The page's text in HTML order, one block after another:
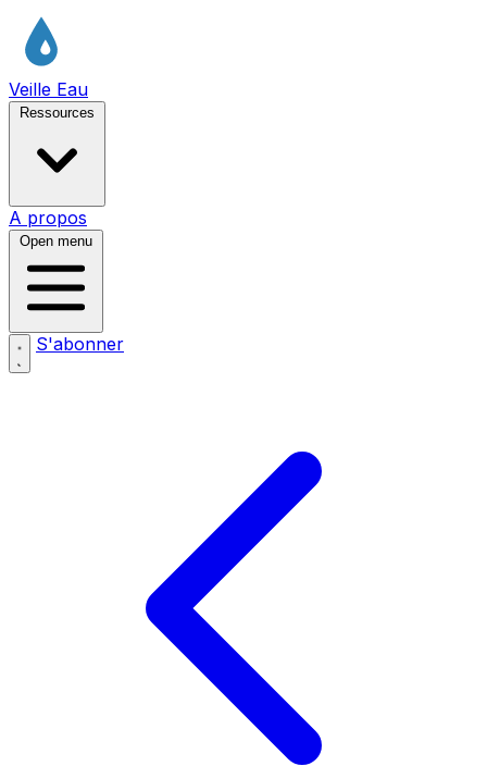
Veille Eau
Ressources
A propos
Open menu
S'abonner